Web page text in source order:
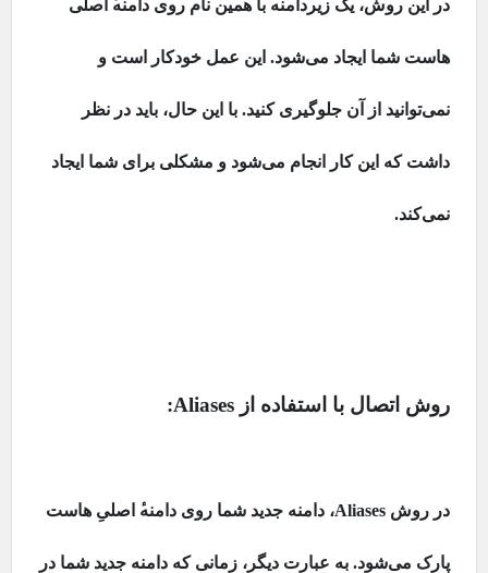
در این روش، یک زیردامنه با همین نام روی دامنه اصلی
هاست شما ایجاد می‌شود. این عمل خودکار است و
نمی‌توانید از آن جلوگیری کنید. با این حال، باید در نظر
داشت که این کار انجام می‌شود و مشکلی برای شما ایجاد
نمی‌کند.
روش اتصال با استفاده از Aliases
:
در روش Aliases، دامنه جدید شما روی دامنه اصلیِ هاست
پارک می‌شود. به عبارت دیگر، زمانی که دامنه جدید شما در